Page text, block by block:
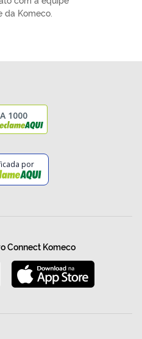
da Komeco.
1000
por
Connect Komeco